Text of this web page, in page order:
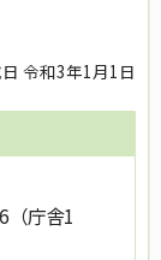
令和3年1月1日
（庁舎1